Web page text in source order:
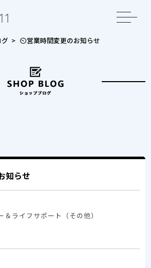
グ > ⏲営業時間変更のお知らせ
知らせ
＆ライフサポート（その他）